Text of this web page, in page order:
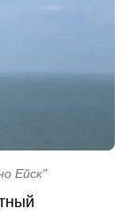
Ейск"